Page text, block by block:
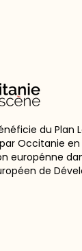
du Plan
Occitanie
europénne
de